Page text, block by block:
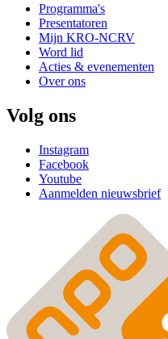
Programma's
Presentatoren
Mijn KRO-NCRV
Word lid
Acties & evenementen
Over ons
Volg ons
Instagram
Facebook
Youtube
Aanmelden nieuwsbrief